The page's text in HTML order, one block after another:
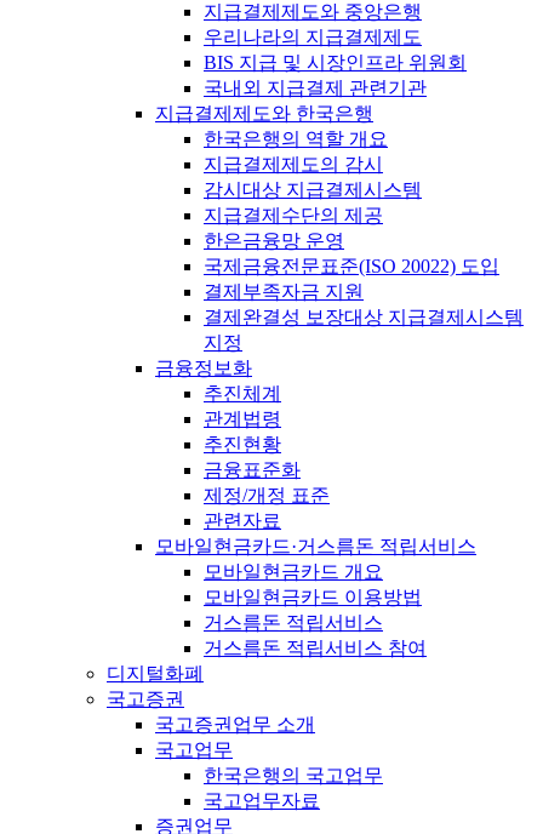
지급결제제도와 중앙은행
우리나라의 지급결제제도
BIS 지급 및 시장인프라 위원회
국내외 지급결제 관련기관
지급결제제도와 한국은행
한국은행의 역할 개요
지급결제제도의 감시
감시대상 지급결제시스템
지급결제수단의 제공
한은금융망 운영
국제금융전문표준(ISO 20022) 도입
결제부족자금 지원
결제완결성 보장대상 지급결제시스템
지정
금융정보화
추진체계
관계법령
추진현황
금융표준화
제정/개정 표준
관련자료
모바일현금카드·거스름돈 적립서비스
모바일현금카드 개요
모바일현금카드 이용방법
거스름돈 적립서비스
거스름돈 적립서비스 참여
디지털화폐
국고증권
국고증권업무 소개
국고업무
한국은행의 국고업무
국고업무자료
증권업무